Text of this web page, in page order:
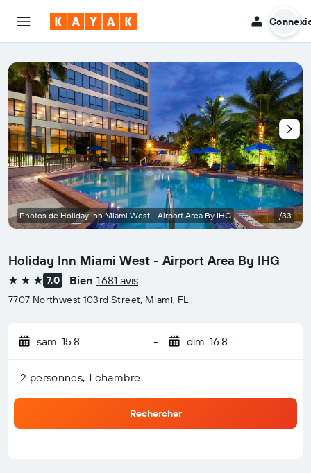
Holiday Inn Miami West - Airport Area By IHG
3 étoiles7,0 Bien 1 681 avis
7707 Northwest 103rd Street, Miami, FL
sam. 15.8. - dim. 16.8.
2 personnes, 1 chambre
Rechercher
Photos de Holiday Inn Miami West - Airport Area By IHG 1/33